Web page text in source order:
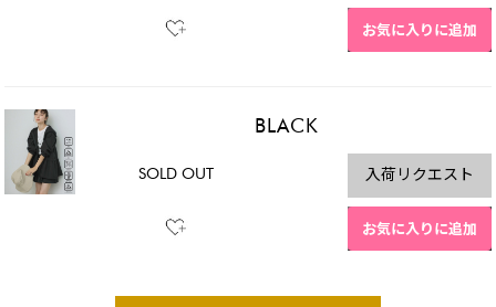
お気に入りに追加
BLACK
SOLD OUT 入荷リクエスト
お気に入りに追加